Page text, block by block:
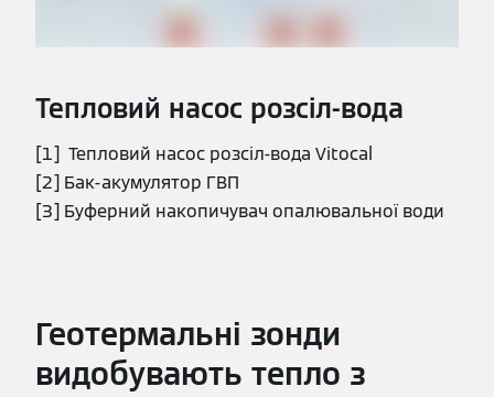
Тепловий насос розсіл-вода
[1] Тепловий насос розсіл-вода Vitocal
[2] Бак-акумулятор ГВП
[3] Буферний накопичувач опалювальної води
Геотермальні зонди
видобувають тепло з